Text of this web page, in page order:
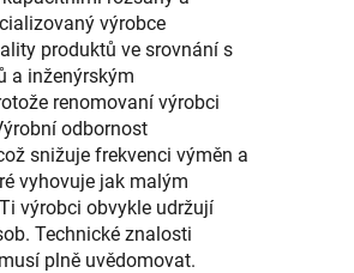
výrobce
produktů ve srovnání s
a inženýrským
renomovaní výrobci
odbornost
snižuje frekvenci výměn a
vyhovuje jak malým
výrobci obvykle udržují
Technické znalosti
plně uvědomovat.